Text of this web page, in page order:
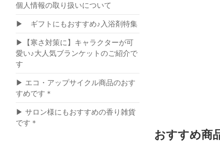
おすすめ商
個人情報の取り扱いについて
▶ ギフトにもおすすめ♪入浴剤特集
▶【寒さ対策に】キャラクターが可
愛い♪大人気ブランケットのご紹介で
す
▶ エコ・アップサイクル商品のおす
すめです＊
▶ サロン様にもおすすめの香り雑貨
です＊